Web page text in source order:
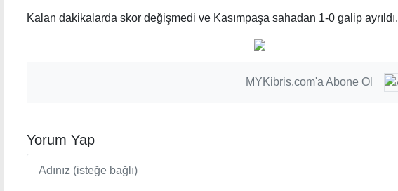
Kalan dakikalarda skor değişmedi ve Kasımpaşa sahadan 1-0 galip ayrıldı.
MYKibris.com'a Abone Ol
Yorum Yap